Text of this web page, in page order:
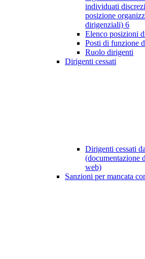
individuati
posizione
dirigenziali) 6
Elenco posizioni
Posti di funzione
Ruolo dirigenti
Dirigenti cessati
Dirigenti cessati
(documentazione
web)
Sanzioni per mancata